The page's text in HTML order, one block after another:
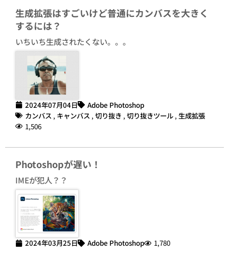
生成拡張はすごいけど普通にカンバスを大きく
するには？
いちいち生成されたくない。。。
2024年07月04日
Adobe Photoshop
カンバス , キャンバス , 切り抜き , 切り抜きツール , 生成拡張
1,506
Photoshopが遅い！
IMEが犯人？？
2024年03月25日 Adobe Photoshop 1,780